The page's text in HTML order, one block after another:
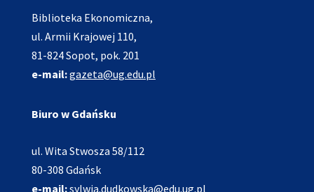
Biblioteka Ekonomiczna,
ul. Armii Krajowej 110,
81-824 Sopot, pok. 201
e-mail:gazeta@ug.edu.pl
Biuro w Gdańsku
ul. Wita Stwosza 58/112
80-308 Gdańsk
e-mail:sylwia.dudkowska@edu.ug.pl